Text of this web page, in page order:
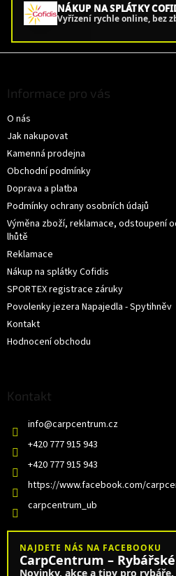
NÁKUP NA SPLÁTKY
Vyřízení rychle online, bez
Informace pro vás
O nás
Jak nakupovat
Kamenná prodejna
Obchodní podmínky
Doprava a platba
Podmínky ochrany osobních údajů
Výměna zboží, reklamace, odstoupení
lhůtě
Reklamace
Nákup na splátky Cofidis
SPORTEX registrace záruky
Povolenky jezera Napajedla - Spytihněv
Kontakt
Hodnocení obchodu
Kontakt
info@carpcentrum.cz
+420 777 915 943
+420 777 915 943
https://www.facebook.com/
carpcentrum_ub
NAJDETE NÁS NA FACEBOOKU
CarpCentrum –
Novinky, akce a tipy pro rybáře.